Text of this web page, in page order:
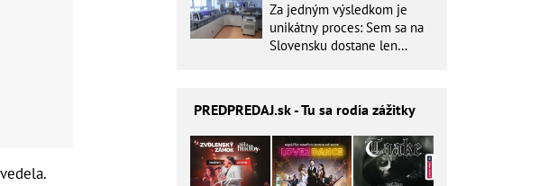
Za jedným výsledkom je
unikátny proces: Sem sa na
Slovensku dostane len
PREDPREDAJ.sk - Tu sa rodia zážitky